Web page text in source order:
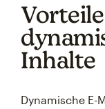
Inhalte
Dynamische E-